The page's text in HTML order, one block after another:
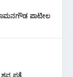
ಪಾಟೀಲ